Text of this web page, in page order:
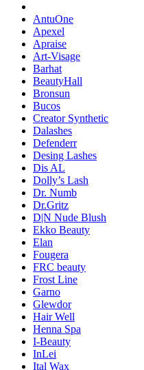
AntuOne
Apexel
Apraise
Art-Visage
Barhat
BeautyHall
Bronsun
Bucos
Creator Synthetic
Dalashes
Defenderr
Desing Lashes
Dis AL
Dolly’s Lash
Dr. Numb
Dr.Gritz
D|N Nude Blush
Ekko Beauty
Elan
Fougera
FRC beauty
Frost Line
Garno
Glewdor
Hair Well
Henna Spa
I-Beauty
InLei
Ital Wax